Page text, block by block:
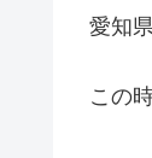
愛知
この